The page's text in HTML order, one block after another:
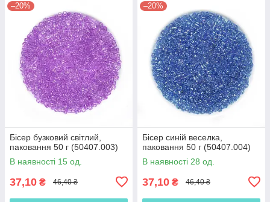
–20%
Бісер бузковий світлий,
паковання 50 г (50407.003)
В наявності 15 од.
37,10 ₴ 46,40 ₴
–20%
Бісер синій веселка,
паковання 50 г (50407.004)
В наявності 28 од.
37,10 ₴ 46,40 ₴